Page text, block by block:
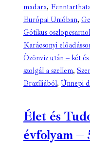
madara,
Európai Unióban,
Gótikus
Karácsonyi
Özönvíz után – két
szolgál a szellem,
Brazíliából, Ünnepi
Élet és
évfolyam –